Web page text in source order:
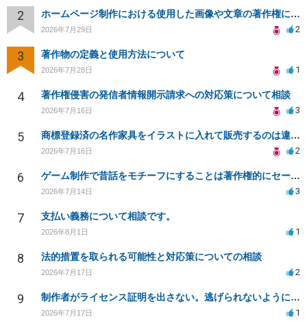
2 ホームページ制作における使用した画像や文章の著作権について
2026年7月29日 2
3 著作物の定義と使用方法について
2026年7月28日 1
4 著作権侵害の発信者情報開示請求への対応策について相談
2026年7月16日 3
5 商標登録済の名作家具をイラストに入れて販売するのは違法でしょうか
2026年7月16日 2
6 ゲーム制作で昔話をモチーフにすることは著作権的にセーフかどうか
2026年7月14日 3
7 支払い義務について相談です。
2026年8月1日 1
8 法的措置を取られる可能性と対応策についての相談
2026年7月17日 2
9 制作者がライセンス証明を出さない。逃げられないように、今すぐ法的に何をすべきか
2026年7月17日 1